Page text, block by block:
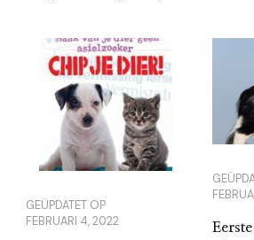
GEÜPDATET OP
FEBRUARI 4, 2022